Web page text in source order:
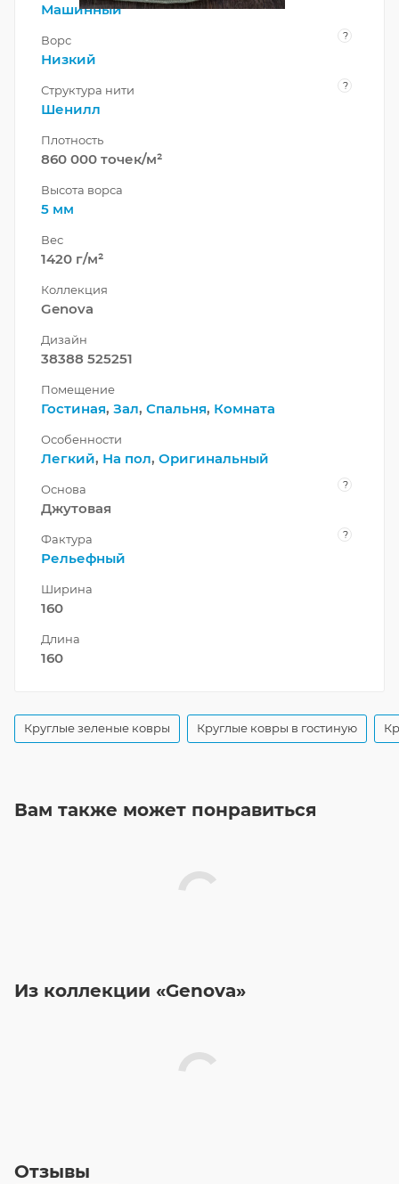
Машинный
Ворс ?
Низкий
Структура нити ?
Шенилл
Плотность
860 000 точек/м²
Высота ворса
5 мм
Вес
1420 г/м²
Коллекция
Genova
Дизайн
38388 525251
Помещение
Гостиная, Зал, Спальня, Комната
Особенности
Легкий, На пол, Оригинальный
Основа ?
Джутовая
Фактура ?
Рельефный
Ширина
160
Длина
160
Круглые зеленые ковры Круглые ковры в гостиную
Вам также может понравиться
Из коллекции «Genova»
Отзывы